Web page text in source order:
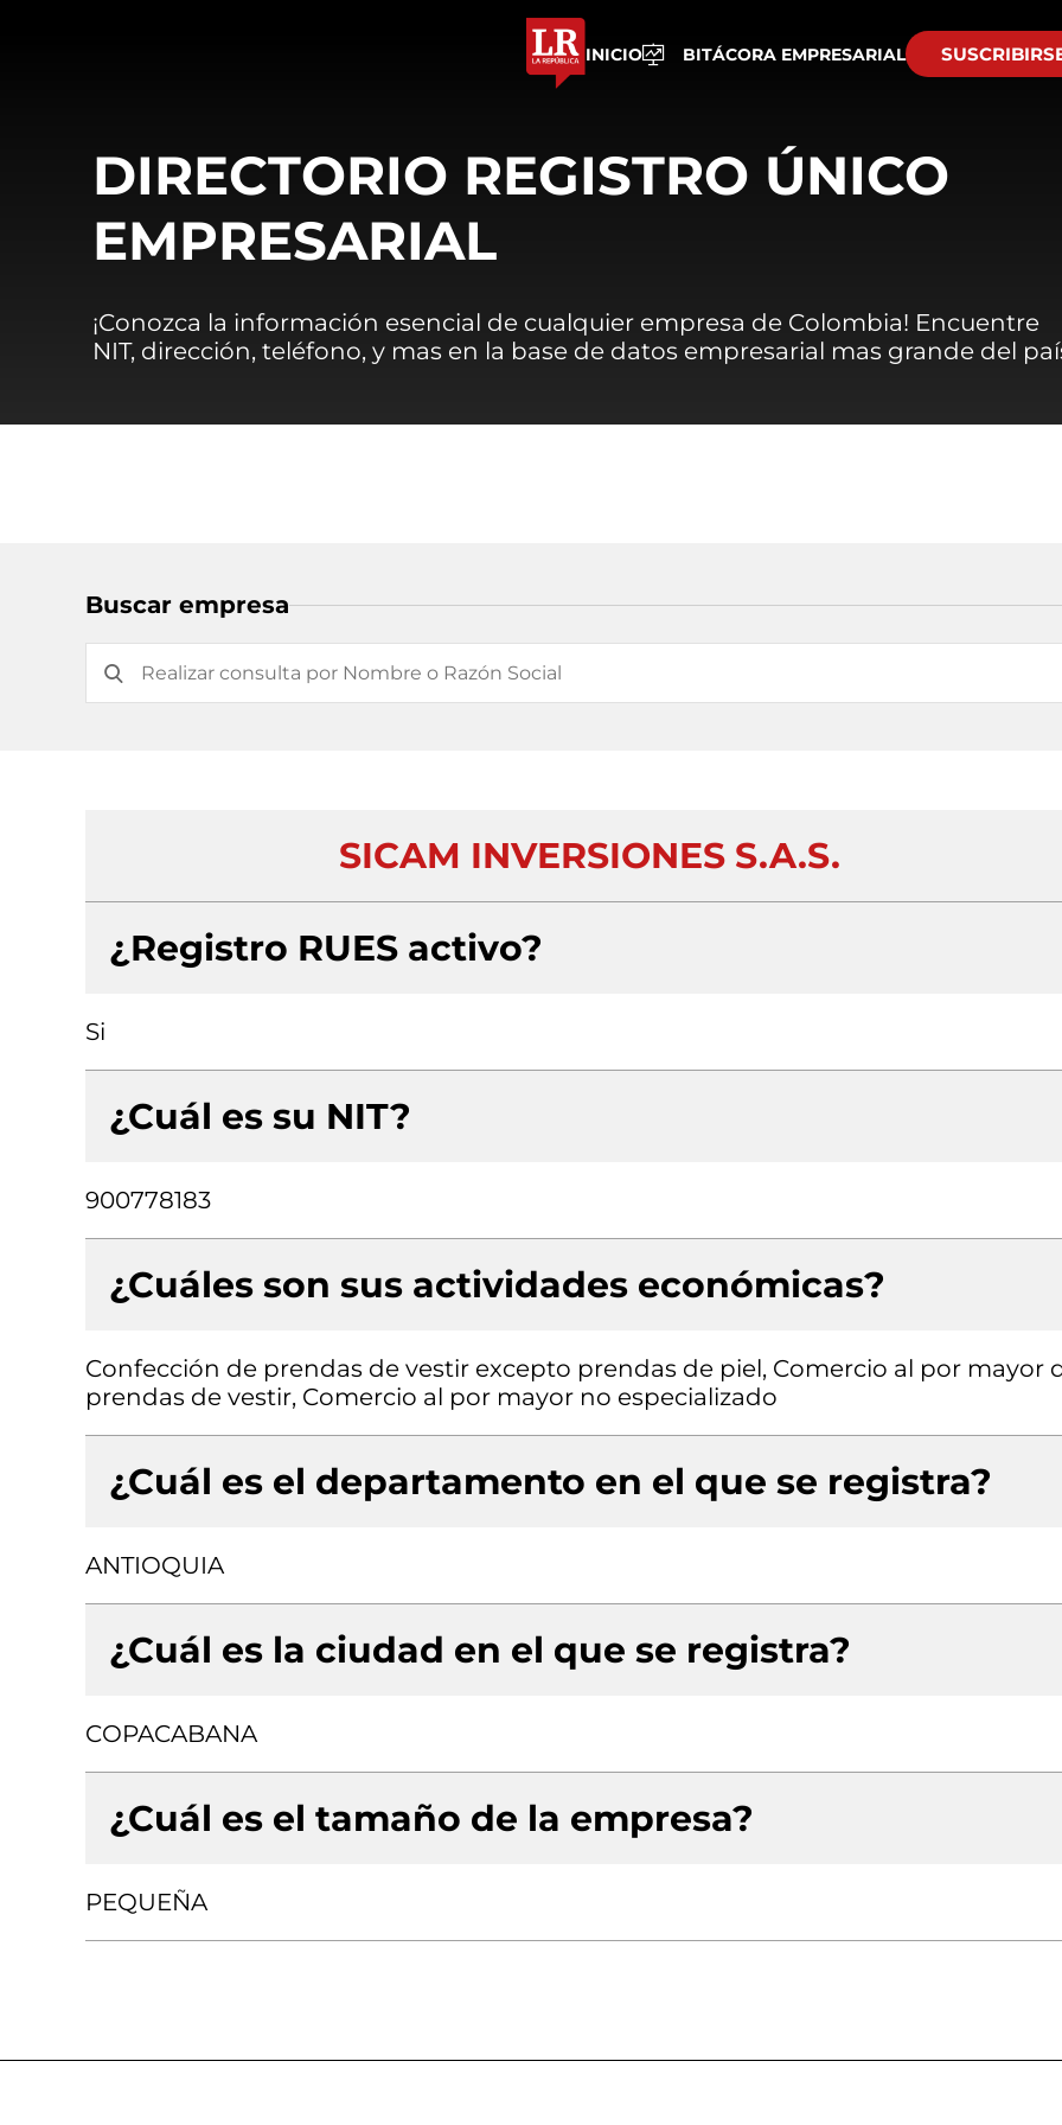
INICIO BITÁCORA EMPRESARIAL
DIRECTORIO REGISTRO ÚNICO
EMPRESARIAL
¡Conozca la información esencial de cualquier empresa de Colombia! Encuentre
NIT, dirección, teléfono, y mas en la base de datos empresarial mas grande del
Buscar empresa
SICAM INVERSIONES S.A.S.
¿Registro RUES activo?
Si
¿Cuál es su NIT?
900778183
¿Cuáles son sus actividades económicas?
Confección de prendas de vestir excepto prendas de piel, Comercio al por mayor
prendas de vestir, Comercio al por mayor no especializado
¿Cuál es el departamento en el que se registra?
ANTIOQUIA
¿Cuál es la ciudad en el que se registra?
COPACABANA
¿Cuál es el tamaño de la empresa?
PEQUEÑA